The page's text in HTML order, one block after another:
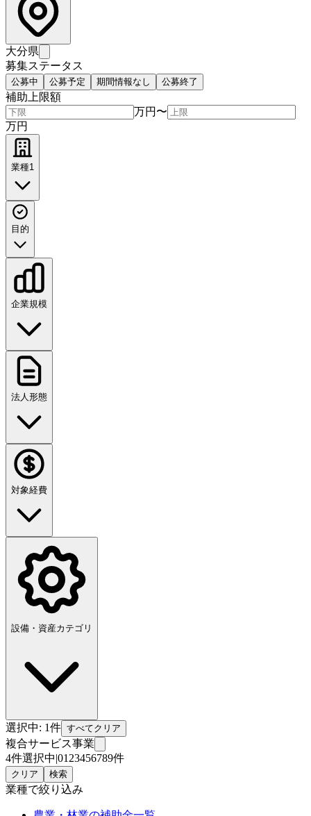
大分県
募集ステータス
公募中 公募予定 期間情報なし 公募終了
補助上限額
万円 〜
万円
業種1
目的
企業規模
法人形態
対象経費
設備・資産カテゴリ
選択中: 1件 すべてクリア
複合サービス事業
4件選択中|01 23456789件
クリア 検索
業種で絞り込み